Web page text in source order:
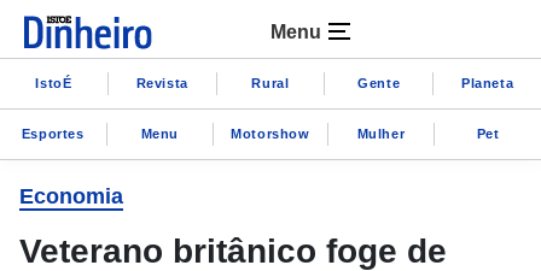
Menu
IstoÉ Revista Rural Gente Planeta
Esportes Menu Motorshow Mulher Pet
Economia
Veterano britânico foge de